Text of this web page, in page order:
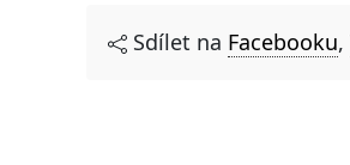
Sdílet na Facebooku,